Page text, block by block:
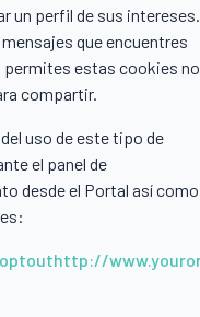
un perfil de sus intereses.
que encuentres
permites estas cookies no
compartir.
uso de este tipo de
el panel de
desde el Portal así como
http://